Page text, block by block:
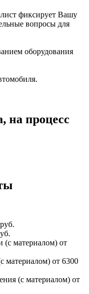
фиксирует Вашу
вопросы для
оборудования
на процесс
(с материалом) от
материалом) от 6300
(с материалом) от